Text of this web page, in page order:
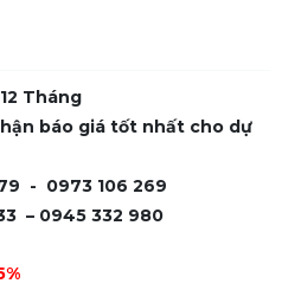
Tháng
báo giá tốt nhất cho dự
- 0973 106 269
– 0945 332 980